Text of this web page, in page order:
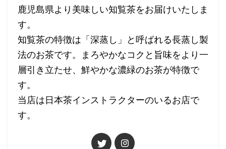
鹿児島県より美味しい知覧茶をお届けいたしま
す。
知覧茶の特徴は「深蒸し」と呼ばれる長蒸し製
法のお茶です。まろやかなコクと旨味をより一
層引き立たせ、鮮やかな濃緑のお茶が特徴で
す。
当店は日本茶インストラクターのいるお店で
す。